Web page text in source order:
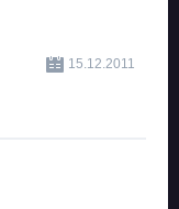
15.12.2011